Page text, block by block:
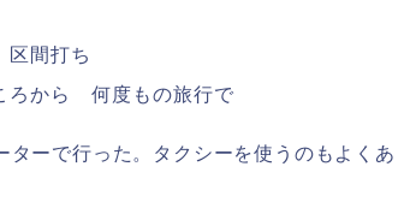
間打ち
ろから 何度もの旅行で
ーで行った。タクシーを使うのもよくあ